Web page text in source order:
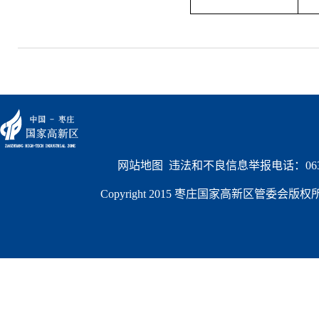
网站地图
违法和不良信息举报电话：
Copyright 2015 枣庄国家高新区管委会版权